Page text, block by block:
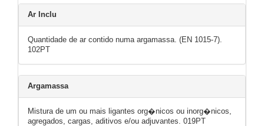
Ar Inclu
Quantidade de ar contido numa argamassa. (EN 1015-7).
102PT
Argamassa
Mistura de um ou mais ligantes org�nicos ou inorg�nicos,
agregados, cargas, aditivos e/ou adjuvantes. 019PT